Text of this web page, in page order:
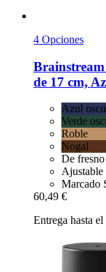
4 Opciones
Brainstream
de 17 cm,
Azul
Verde
Roble
Nogal
De
Ajustable
Marcado
60,49 €
Entrega hasta